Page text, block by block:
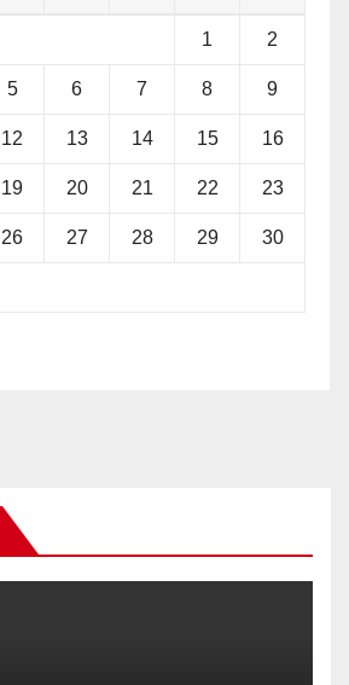
1 2
5 6 7 8 9
12 13 14 15 16
19 20 21 22 23
26 27 28 29 30